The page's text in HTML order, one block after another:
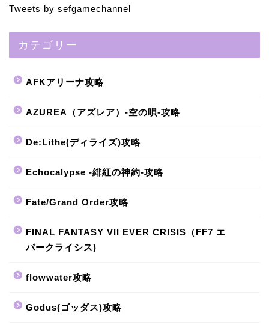
Tweets by sefgamechannel
カテゴリー
AFKアリーナ攻略
AZUREA（アズレア）-空の唄-攻略
De:Lithe(ディライズ)攻略
Echocalypse -緋紅の神約-攻略
Fate/Grand Order攻略
FINAL FANTASY VII EVER CRISIS（FF7 エ
バークライシス)
flowwater攻略
Godus(ゴッダス)攻略